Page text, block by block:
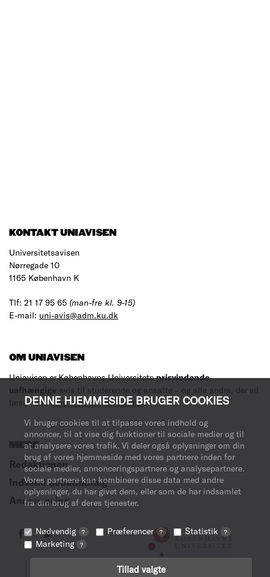
DENNE HJEMMESIDE BRUGER COOKIES
Vi bruger cookies til at tilpasse vores indhold og
annoncer, til at vise dig funktioner til sociale medier og til
at analysere vores trafik. Vi deler også oplysninger om din
brug af vores hjemmeside med vores partnere inden for
sociale medier, annonceringspartnere og analysepartnere.
Vores partnere kan kombinere disse data med andre
oplysninger, du har givet dem, eller som de har indsamlet
fra din brug af deres tjenester.
Nødvendig ? Præferencer ? Statistik ?
Marketing ?
Tillad valgte
KONTAKT UNIAVISEN
Universitetsavisen
Nørregade 10
1165 København K
Tlf: 21 17 95 65 (man-fre kl. 9-15)
E-mail: uni-avis@adm.ku.dk
OM UNIAVISEN
Uniavisen er Københavns Universitetsprisvindende,
uafhængige avis til studerende og ansatte – og alle andre, der vil
læse med.Læs mere om avisen her.
MERE
Redaktionen
Indsend debatindlæg
Annoncering